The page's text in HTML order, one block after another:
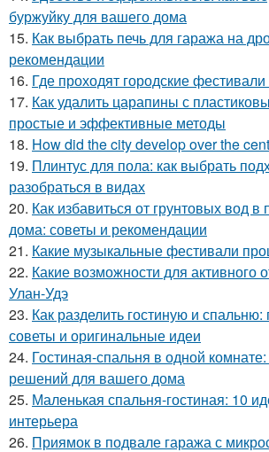
буржуйку для вашего дома
15. Как выбрать печь для гаража на
рекомендации
16. Где проходят городские
17. Как удалить царапины с
простые и эффективные методы
18. How did the city develop over the
19. Плинтус для пола: как выбрать
разобраться в видах
20. Как избавиться от грунтовых вод в
дома: советы и рекомендации
21. Какие музыкальные фестивали
22. Какие возможности для активного
Улан-Удэ
23. Как разделить гостиную и спальню:
советы и оригинальные идеи
24. Гостиная-спальня в одной
решений для вашего дома
25. Маленькая спальня-гостиная: 10
интерьера
26. Приямок в подвале гаража с